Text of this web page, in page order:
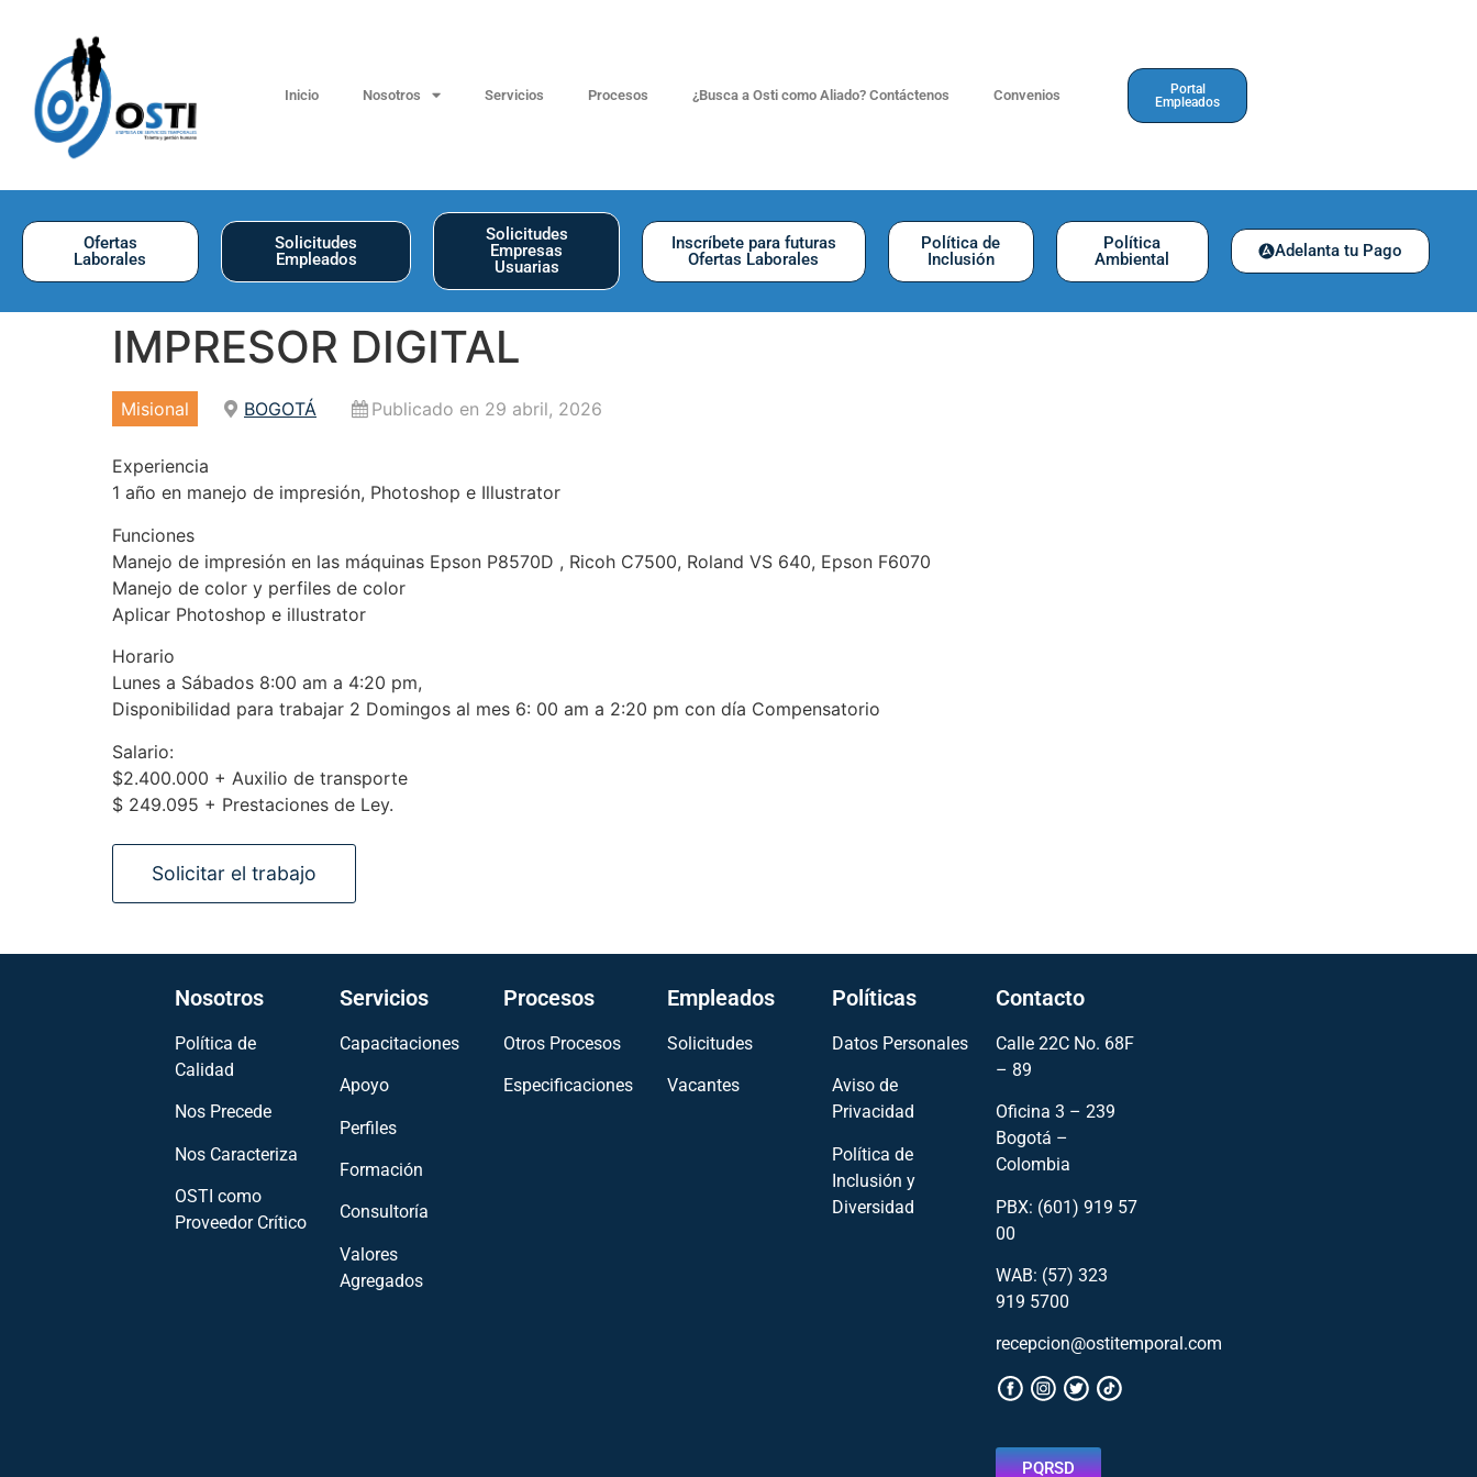
Inicio Nosotros Servicios Procesos ¿Busca a Osti como Aliado? Contáctenos Convenios
Portal
Empleados
Ofertas
Laborales
Solicitudes
Empleados
Solicitudes
Empresas
Usuarias
Inscríbete para futuras
Ofertas Laborales
Política de
Inclusión
Política
Ambiental
Adelanta tu Pago
IMPRESOR DIGITAL
Misional BOGOTÁ Publicado en 29 abril, 2026
Experiencia
1 año en manejo de impresión, Photoshop e Illustrator
Funciones
Manejo de impresión en las máquinas Epson P8570D , Ricoh C7500, Roland VS 640, Epson F6070
Manejo de color y perfiles de color
Aplicar Photoshop e illustrator
Horario
Lunes a Sábados 8:00 am a 4:20 pm,
Disponibilidad para trabajar 2 Domingos al mes 6: 00 am a 2:20 pm con día Compensatorio
Salario:
$2.400.000 + Auxilio de transporte
$ 249.095 + Prestaciones de Ley.
Nosotros
Política de
Calidad
Nos Precede
Nos Caracteriza
OSTI como
Proveedor Crítico
Servicios
Capacitaciones
Apoyo
Perfiles
Formación
Consultoría
Valores
Agregados
Procesos
Otros Procesos
Especificaciones
Empleados
Solicitudes
Vacantes
Políticas
Datos Personales
Aviso de
Privacidad
Política de
Inclusión y
Diversidad
Contacto
Calle 22C No. 68F
– 89
Oficina 3 – 239
Bogotá –
Colombia
PBX: (601) 919 57
00
WAB: (57) 323
919 5700
recepcion@ostitemporal.com
PQRSD